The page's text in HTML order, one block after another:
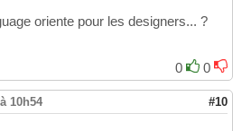
oriente pour les designers... ?
0
0
10h54 #10